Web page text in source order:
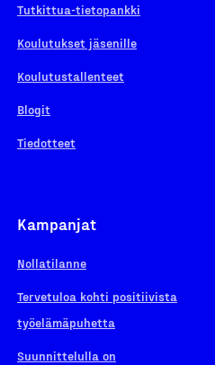
Tutkittua-tietopankki
Koulutukset jäsenille
Koulutustallenteet
Blogit
Tiedotteet
Kampanjat
Nollatilanne
Tervetuloa kohti positiivista
työelämäpuhetta
Suunnittelulla on